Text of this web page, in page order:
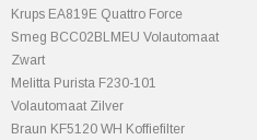
Krups EA819E Quattro Force
Smeg BCC02BLMEU Volautomaat
Zwart
Melitta Purista F230-101
Volautomaat Zilver
Braun KF5120 WH Koffiefilter